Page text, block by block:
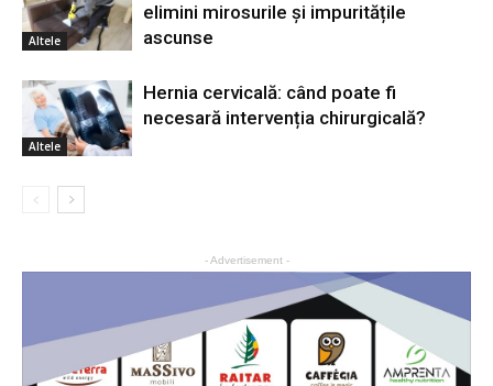
Altele
elimini mirosurile și impuritățile
ascunse
Altele
Hernia cervicală: când poate fi
necesară intervenția chirurgicală?
- Advertisement -